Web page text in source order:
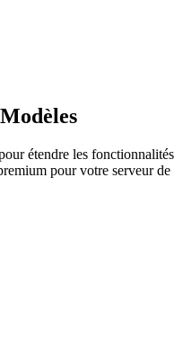
étendre les fonctionnalités
pour votre serveur de